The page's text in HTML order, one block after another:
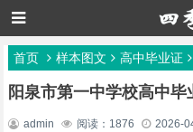
首页 样本图文 高中毕业证
阳泉市第一中学校高中毕
admin 阅读：1876 2026-